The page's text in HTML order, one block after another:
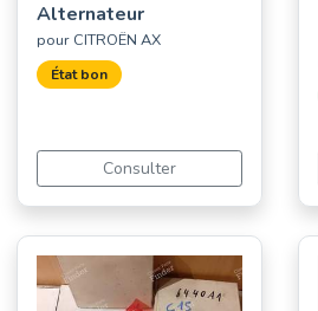
Alternateur
pour CITROËN AX
État bon
Consulter